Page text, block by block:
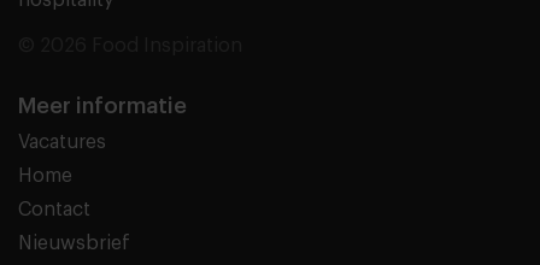
Meer informatie
Vacatures
Home
Contact
Nieuwsbrief